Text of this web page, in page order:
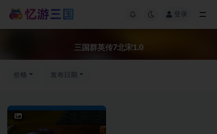
登录
三国群英传7北宋1.0
价格 发布日期